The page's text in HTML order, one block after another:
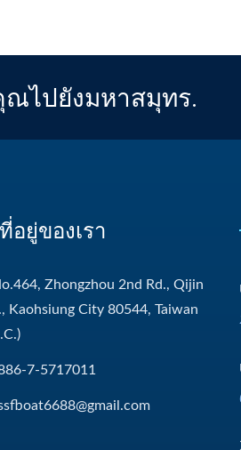
ณไปยังมหาสมุทร.
ที่อยู่ของเรา
Zhongzhou 2nd Rd., Qijin
Kaohsiung City 80544, Taiwan
7-5717011